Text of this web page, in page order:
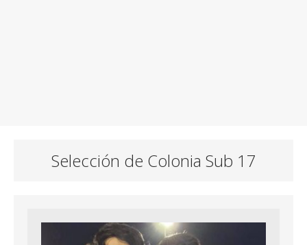
Selección de Colonia Sub 17